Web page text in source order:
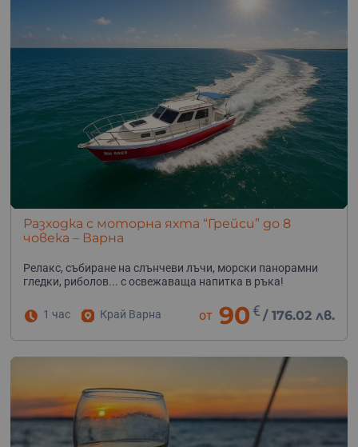
Разходка с моторна яхта “Грейси” до 8
човека – Варна
Релакс, събиране на слънчеви лъчи, морски панорамни
гледки, риболов... с освежаваща напитка в ръка!
1 час Край Варна от 90 € /176.02 лв.